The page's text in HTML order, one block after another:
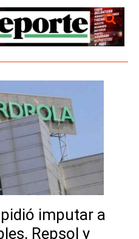
imputar a
Repsol y